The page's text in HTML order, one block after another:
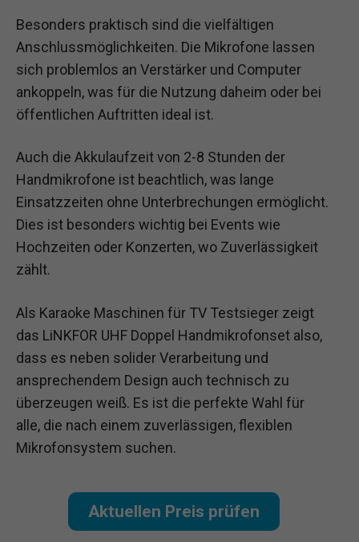
Besonders praktisch sind die vielfältigen
Anschlussmöglichkeiten. Die Mikrofone lassen
sich problemlos an Verstärker und Computer
ankoppeln, was für die Nutzung daheim oder bei
öffentlichen Auftritten ideal ist.
Auch die Akkulaufzeit von 2-8 Stunden der
Handmikrofone ist beachtlich, was lange
Einsatzzeiten ohne Unterbrechungen ermöglicht.
Dies ist besonders wichtig bei Events wie
Hochzeiten oder Konzerten, wo Zuverlässigkeit
zählt.
Als Karaoke Maschinen für TV Testsieger zeigt
das LiNKFOR UHF Doppel Handmikrofonset also,
dass es neben solider Verarbeitung und
ansprechendem Design auch technisch zu
überzeugen weiß. Es ist die perfekte Wahl für
alle, die nach einem zuverlässigen, flexiblen
Mikrofonsystem suchen.
Aktuellen Preis prüfen